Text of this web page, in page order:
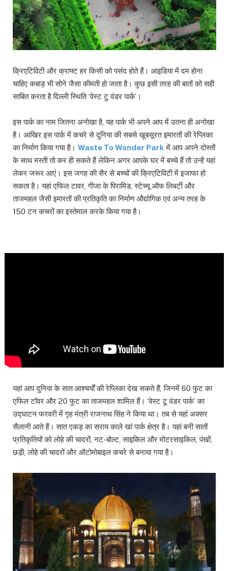
क्रिएटिविटी और क्राफ्ट हर किसी को पसंद होते हैं। आइडिया में दम होना
चाहिए कबाड़ भी सोने जैसा कीमती हो जाता है। कुछ इसी तरह की बातों को सही
साबित करता है दिल्ली स्थिति ‘वेस्ट टु वंडर पार्क’।
इस पार्क का नाम जितना अनोखा है, यह पार्क भी अपने आप में उतना ही अनोखा
है। आखिर इस पार्क में कचरे से दुनिया की सबसे खूबसूरत इमारतों की रेप्लिका
का निर्माण किया गया है। Waste To Wonder Park में आप अपने दोस्तों
के साथ मस्ती तो कर ही सकते हैं लेकिन अगर आपके घर में बच्चे हैं तो उन्हें यहां
लेकर जरूर आएं। इस जगह की सैर से बच्चों की क्रिएटिविटी में इजाफा हो
सकता है। यहां एफिल टावर, गीजा के पिरामिड, स्‍टेच्‍यू ऑफ लिबर्टी और
ताजमहल जैसी इमारतों की प्रतिकृति का निर्माण औद्योगिक एवं अन्य तरह के
150 टन कचरों का इस्तेमाल करके किया गया है।
यहां आप दुनिया के सात आश्चर्यों की रेप्लिका देख सकते हैं, जिनमें 60 फुट का
एफिल टॉवर और 20 फुट का ताजमहल शामिल हैं। ‘वेस्ट टू वंडर पार्क’ का
उद्घाटन फरवरी में गृह मंत्री राजनाथ सिंह ने किया था। तब से यहां अक्सर
सैलानी आते हैं। सात एकड़ का सराय काले खां पार्क क्षेत्र है। यहां बनी सातों
प्रतिकृतियों को लोहे की चादरों, नट-बोल्ट, साइकिल और मोटरसाइकिल, पंखों,
छड़ी, लोहे की चादरों और ऑटोमोबाइल कचरे से बनाया गया है।